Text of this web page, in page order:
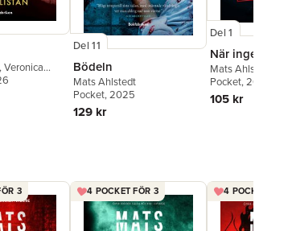
,Veronica
Del 11
Bödeln
Mats Ahlstedt
Pocket, 2025
129 kr
Del 1
När inget
Mats Ahlstedt
Pocket, 2016
105 kr
3 4 POCKET FÖR 3 4 POCKET FÖR